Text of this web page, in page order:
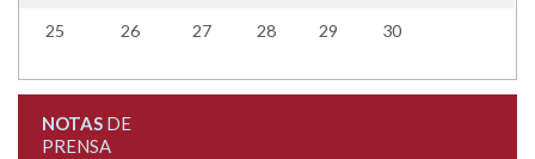
25 26 27 28 29 30
NOTASDE
PRENSA